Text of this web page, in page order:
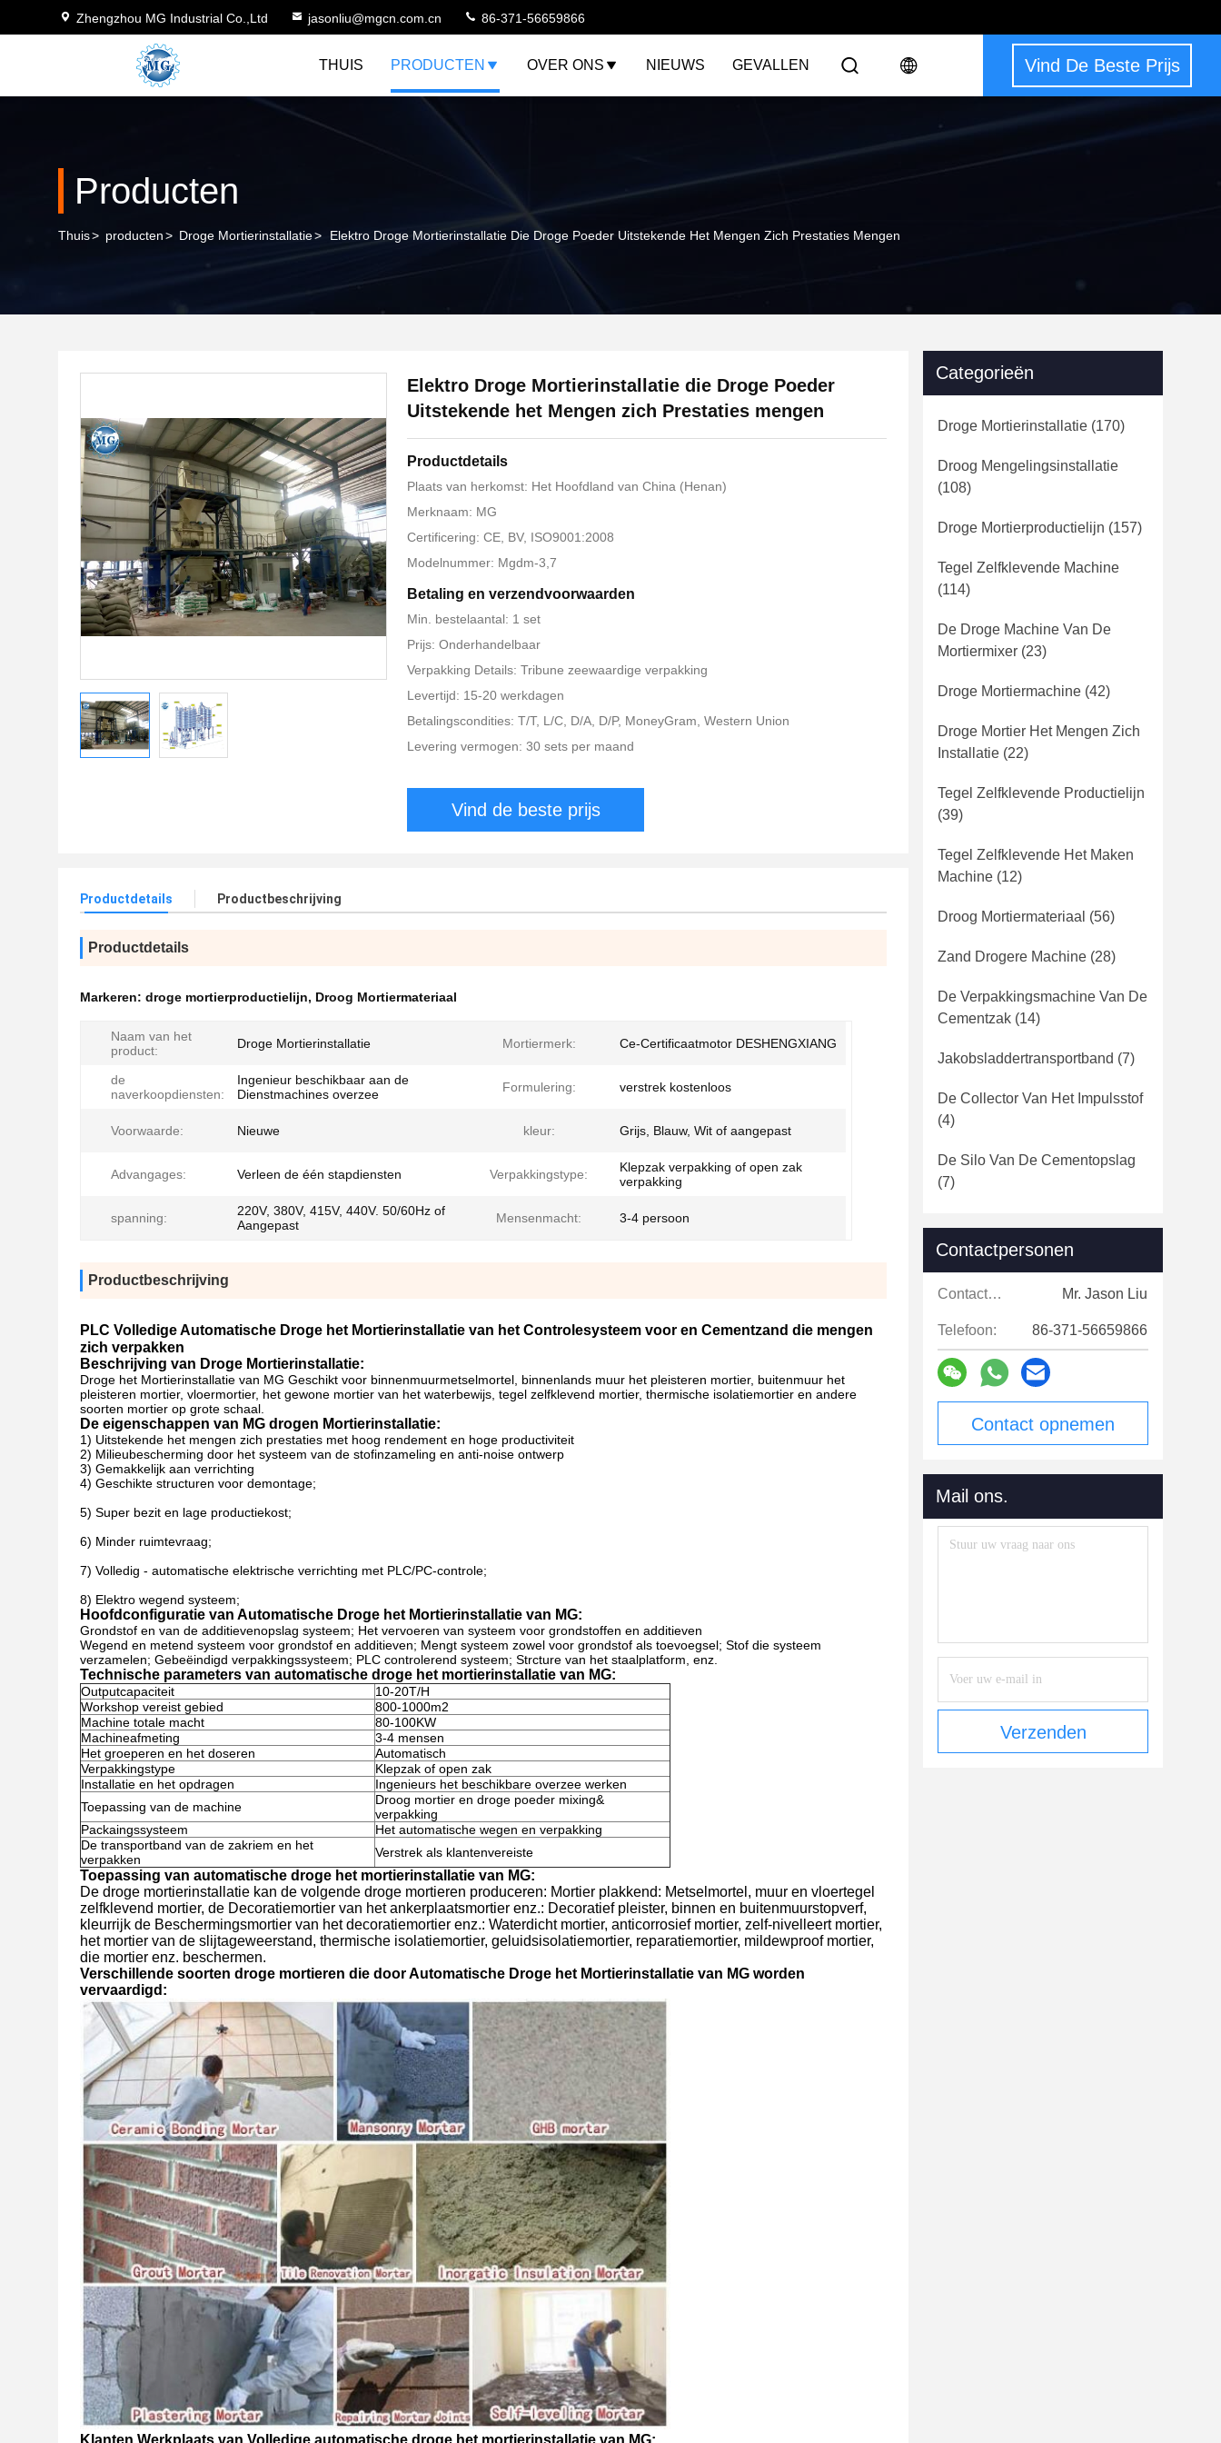
Zhengzhou MG Industrial Co.,Ltd jasonliu@mgcn.com.cn 86-371-56659866
THUIS PRODUCTEN OVER ONS NIEUWS GEVALLEN Vind De Beste Prijs
Producten
Thuis> producten> Droge Mortierinstallatie> Elektro Droge Mortierinstallatie Die Droge Poeder Uitstekende Het Mengen Zich Prestaties Mengen
Elektro Droge Mortierinstallatie die Droge Poeder
Uitstekende het Mengen zich Prestaties mengen
Productdetails
Plaats van herkomst: Het Hoofdland van China (Henan)
Merknaam: MG
Certificering: CE, BV, ISO9001:2008
Modelnummer: Mgdm-3,7
Betaling en verzendvoorwaarden
Min. bestelaantal: 1 set
Prijs: Onderhandelbaar
Verpakking Details: Tribune zeewaardige verpakking
Levertijd: 15-20 werkdagen
Betalingscondities: T/T, L/C, D/A, D/P, MoneyGram, Western Union
Levering vermogen: 30 sets per maand
Vind de beste prijs
Productdetails Productbeschrijving
Productdetails
Markeren: droge mortierproductielijn, Droog Mortiermateriaal
Naam van het
product:
Droge Mortierinstallatie Mortiermerk: Ce-Certificaatmotor DESHENGXIANG
de
naverkoopdiensten:
Ingenieur beschikbaar aan de
Dienstmachines overzee
Formulering: verstrek kostenloos
Voorwaarde: Nieuwe kleur: Grijs, Blauw, Wit of aangepast
Advangages: Verleen de één stapdiensten Verpakkingstype:
Klepzak verpakking of open zak
verpakking
spanning:
220V, 380V, 415V, 440V. 50/60Hz of
Aangepast
Mensenmacht: 3-4 persoon
Productbeschrijving
PLC Volledige Automatische Droge het Mortierinstallatie van het Controlesysteem voor en Cementzand die mengen
zich verpakken
Beschrijving van Droge Mortierinstallatie:
Droge het Mortierinstallatie van MG Geschikt voor binnenmuurmetselmortel, binnenlands muur het pleisteren mortier, buitenmuur het
pleisteren mortier, vloermortier, het gewone mortier van het waterbewijs, tegel zelfklevend mortier, thermische isolatiemortier en andere
soorten mortier op grote schaal.
De eigenschappen van MG drogen Mortierinstallatie:
1) Uitstekende het mengen zich prestaties met hoog rendement en hoge productiviteit
2) Milieubescherming door het systeem van de stofinzameling en anti-noise ontwerp
3) Gemakkelijk aan verrichting
4) Geschikte structuren voor demontage;
5) Super bezit en lage productiekost;
6) Minder ruimtevraag;
7) Volledig - automatische elektrische verrichting met PLC/PC-controle;
8) Elektro wegend systeem;
Hoofdconfiguratie van Automatische Droge het Mortierinstallatie van MG:
Grondstof en van de additievenopslag systeem; Het vervoeren van systeem voor grondstoffen en additieven
Wegend en metend systeem voor grondstof en additieven; Mengt systeem zowel voor grondstof als toevoegsel; Stof die systeem
verzamelen; Gebeëindigd verpakkingssysteem; PLC controlerend systeem; Strcture van het staalplatform, enz.
Technische parameters van automatische droge het mortierinstallatie van MG:
Outputcapaciteit
10-20T/H
Workshop vereist gebied
800-1000m2
Machine totale macht
80-100KW
Machineafmeting
3-4 mensen
Het groeperen en het doseren
Automatisch
Verpakkingstype
Klepzak of open zak
Installatie en het opdragen
Ingenieurs het beschikbare overzee werken
Toepassing van de machine
Droog mortier en droge poeder mixing&
verpakking
Packaingssysteem
Het automatische wegen en verpakking
De transportband van de zakriem en het
verpakken
Verstrek als klantenvereiste
Toepassing van automatische droge het mortierinstallatie van MG:
De droge mortierinstallatie kan de volgende droge mortieren produceren: Mortier plakkend: Metselmortel, muur en vloertegel
zelfklevend mortier, de Decoratiemortier van het ankerplaatsmortier enz.: Decoratief pleister, binnen en buitenmuurstopverf,
kleurrijk de Beschermingsmortier van het decoratiemortier enz.: Waterdicht mortier, anticorrosief mortier, zelf-nivelleert mortier,
het mortier van de slijtageweerstand, thermische isolatiemortier, geluidsisolatiemortier, reparatiemortier, mildewproof mortier,
die mortier enz. beschermen.
Verschillende soorten droge mortieren die door Automatische Droge het Mortierinstallatie van MG worden
vervaardigd:
Klanten Werkplaats van Volledige automatische droge het mortierinstallatie van MG:
Categorieën
Droge Mortierinstallatie (170)
Droog Mengelingsinstallatie
(108)
Droge Mortierproductielijn (157)
Tegel Zelfklevende Machine
(114)
De Droge Machine Van De
Mortiermixer (23)
Droge Mortiermachine (42)
Droge Mortier Het Mengen Zich
Installatie (22)
Tegel Zelfklevende Productielijn
(39)
Tegel Zelfklevende Het Maken
Machine (12)
Droog Mortiermateriaal (56)
Zand Drogere Machine (28)
De Verpakkingsmachine Van De
Cementzak (14)
Jakobsladdertransportband (7)
De Collector Van Het Impulsstof
(4)
De Silo Van De Cementopslag
(7)
Contactpersonen
Contactpersonen: Mr. Jason Liu
Telefoon: 86-371-56659866
Contact opnemen
Mail ons.
Verzenden